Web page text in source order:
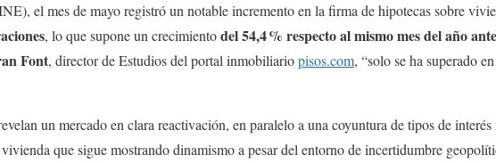
el mes de mayo registró un notable incremento en la firma de hipotecas sobre
, lo que supone un crecimientodel 54,4% respecto al mismo mes del año
Font, director de Estudios del portal inmobiliariopisos.com, “solo se ha superado
un mercado en clara reactivación, en paralelo a una coyuntura de tipos de
que sigue mostrando dinamismo a pesar del entorno de incertidumbre